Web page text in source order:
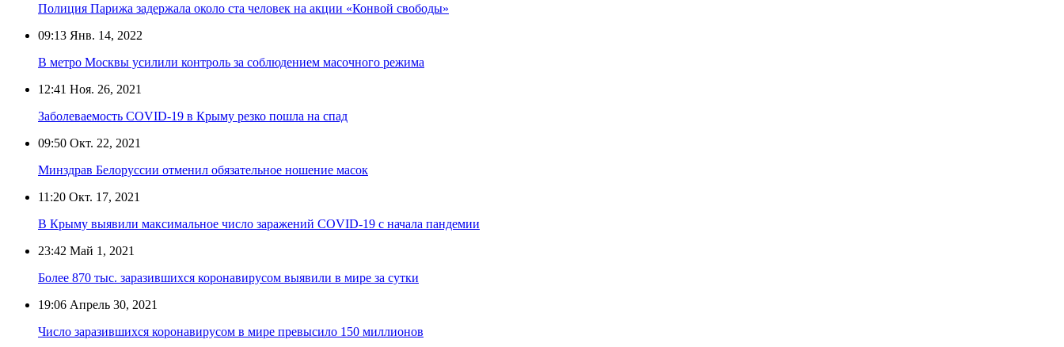
Полиция Парижа задержала около ста человек на акции «Конвой свободы»
09:13 Янв. 14, 2022
В метро Москвы усилили контроль за соблюдением масочного режима
12:41 Ноя. 26, 2021
Заболеваемость COVID-19 в Крыму резко пошла на спад
09:50 Окт. 22, 2021
Минздрав Белоруссии отменил обязательное ношение масок
11:20 Окт. 17, 2021
В Крыму выявили максимальное число заражений COVID-19 с начала пандемии
23:42 Май 1, 2021
Более 870 тыс. заразившихся коронавирусом выявили в мире за сутки
19:06 Апрель 30, 2021
Число заразившихся коронавирусом в мире превысило 150 миллионов